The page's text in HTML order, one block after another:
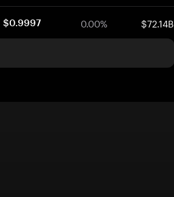
$0.9997 0.00% $72.14B